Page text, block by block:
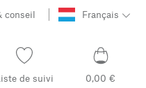
conseil Français
de suivi 0,00 €